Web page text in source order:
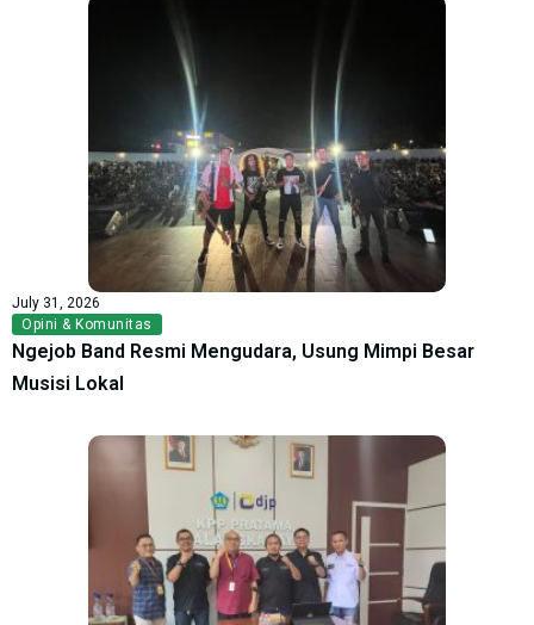
July 31, 2026
Opini & Komunitas
Ngejob Band Resmi Mengudara, Usung Mimpi Besar
Musisi Lokal